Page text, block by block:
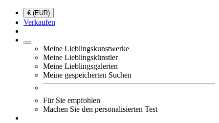
€ (EUR)
Verkaufen
Meine Lieblingskunstwerke
Meine Lieblingskünstler
Meine Lieblingsgalerien
Meine gespeicherten Suchen
Für Sie empfohlen
Machen Sie den personalisierten Test